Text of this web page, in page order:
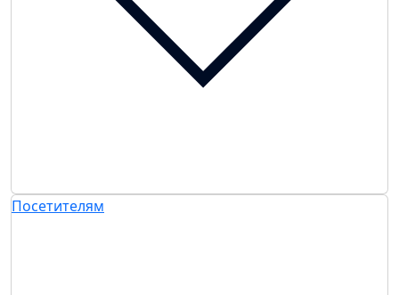
Посетителям